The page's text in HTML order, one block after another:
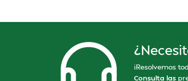
¡Resolvemos
Consulta las